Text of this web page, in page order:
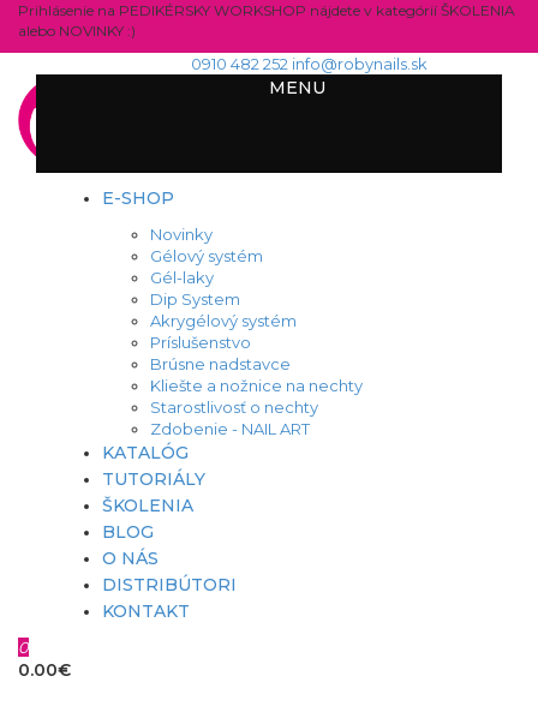
Prihlásenie na PEDIKÉRSKY WORKSHOP nájdete v kategórií ŠKOLENIA
alebo NOVINKY :)
0910 482 252 info@robynails.sk
MENU
E-SHOP
Novinky
Gélový systém
Gél-laky
Dip System
Akrygélový systém
Príslušenstvo
Brúsne nadstavce
Kliešte a nožnice na nechty
Starostlivosť o nechty
Zdobenie - NAIL ART
KATALÓG
TUTORIÁLY
ŠKOLENIA
BLOG
O NÁS
DISTRIBÚTORI
KONTAKT
0
0.00€